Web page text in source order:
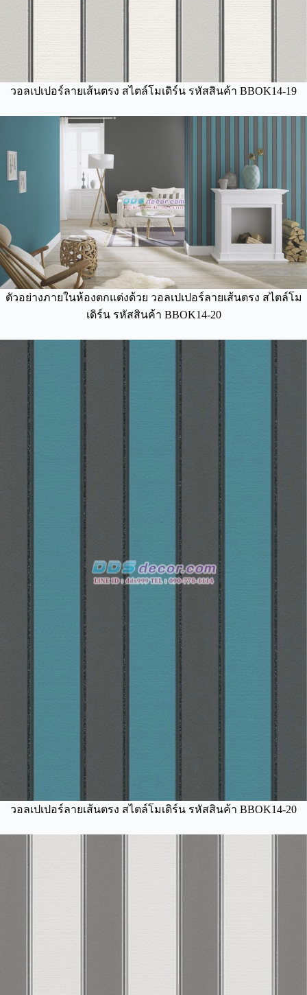
วอลเปเปอร์ลายเส้นตรง สไตล์โมเดิร์น รหัสสินค้า BBOK14-19
ตัวอย่างภายในห้องตกแต่งด้วย วอลเปเปอร์ลายเส้นตรง สไตล์โม
เดิร์น รหัสสินค้า BBOK14-20
วอลเปเปอร์ลายเส้นตรง สไตล์โมเดิร์น รหัสสินค้า BBOK14-20